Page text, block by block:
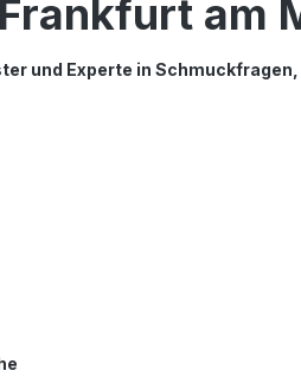
am
und Experte in